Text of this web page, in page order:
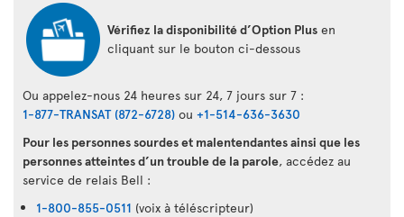
Vérifiez la disponibilité d’Option Plus en
cliquant sur le bouton ci-dessous
Ou appelez-nous 24 heures sur 24, 7 jours sur 7 :
1-877-TRANSAT (872-6728) ou +1-514-636-3630
Pour les personnes sourdes et malentendantes ainsi que les
personnes atteintes d’un trouble de la parole, accédez au
service de relais Bell :
1-800-855-0511 (voix à téléscripteur)